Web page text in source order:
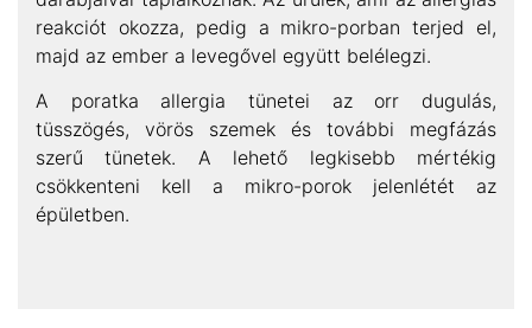
reakciót okozza, pedig a mikro-porban terjed el,
majd az ember a levegővel együtt belélegzi.
A poratka allergia tünetei az orr dugulás,
tüsszögés, vörös szemek és további megfázás
szerű tünetek. A lehető legkisebb mértékig
csökkenteni kell a mikro-porok jelenlétét az
épületben.